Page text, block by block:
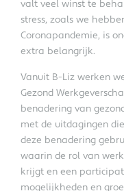
valt veel winst te
stress, zoals we
Coronapandemie, is
extra belangrijk.
Vanuit B-Liz werken
Gezond
benadering van
met de uitdagingen
deze benadering
waarin de rol van
krijgt en een
mogelijkheden en